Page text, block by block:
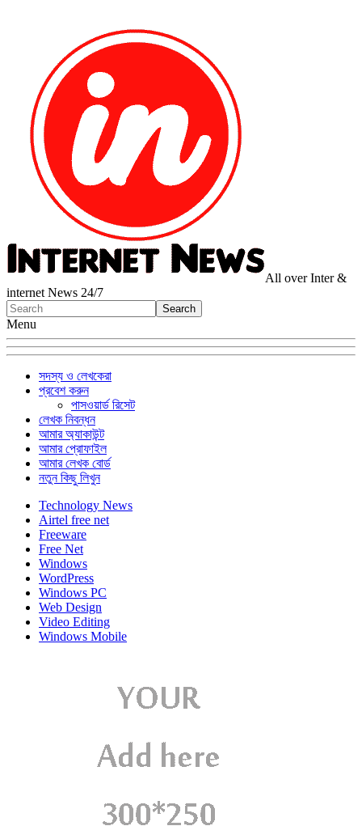
All over Inter &
internet News 24/7
Menu
সদস্য ও লেখকেরা
প্রবেশ করুন
পাসওয়ার্ড রিসেট
লেখক নিবন্ধন
আমার অ্যাকাউন্ট
আমার প্রোফাইল
আমার লেখক বোর্ড
নতুন কিছু লিখুন
Technology News
Airtel free net
Freeware
Free Net
Windows
WordPress
Windows PC
Web Design
Video Editing
Windows Mobile